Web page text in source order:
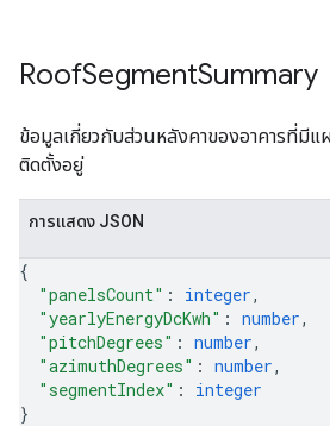
RoofSegmentSummary
ข้อมูลเกี่ยวกับส่วนหลังคาของอาคารที่มีแ
ติดตั้งอยู่
การแสดง JSON
{
"panelsCount" : integer,
"yearlyEnergyDcKwh" : number,
"pitchDegrees" : number,
"azimuthDegrees" : number,
"segmentIndex" : integer
}